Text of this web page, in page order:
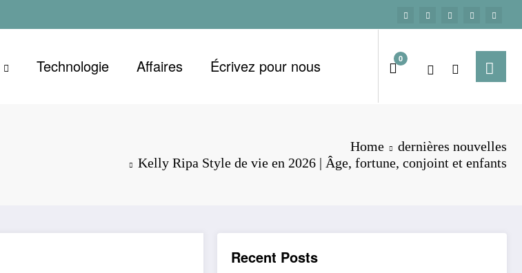
Technologie Affaires Écrivez pour nous 0
Home
dernières nouvelles
Kelly Ripa Style de vie en 2026 | Âge, fortune, conjoint et enfants
Recent Posts